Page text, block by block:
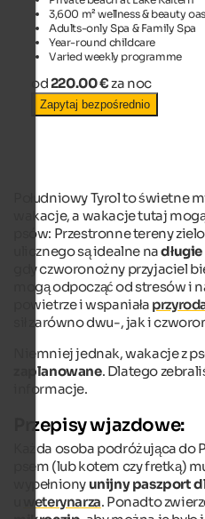
3,600 m² wellness & beauty
Adults-only Spa & Family Spa
Year-round childcare
Varied weekly programme
od220.00 €za noc
Zapytaj bezpośrednio
Południowy Tyrol to świetne
wakacje, a wakacje tutaj
psów: Przestronne tereny
ulicznego są idealne na
gdy czworonożny przyjaciel
mogą odpocząć od stresów i
powietrze i wspaniała
sił zarówno dwu-, jak i
Niemniej jednak, wakacje z
zaplanowane. Dlatego
informacje.
Przepisy wjazdowe:
Każda osoba podróżująca do
psem (lub kotem czy fretką)
wypełniony unijny paszport
weterynarza. Ponadto